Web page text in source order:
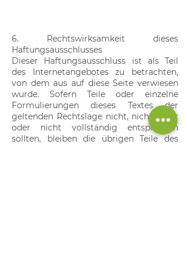
6. Rechtswirksamkeit dieses
Haftungsausschlusses
Dieser Haftungsausschluss ist als Teil
des Internetangebotes zu betrachten,
von dem aus auf diese Seite verwiesen
wurde. Sofern Teile oder einzelne
Formulierungen dieses Textes der
geltenden Rechtslage nicht, nicht mehr
oder nicht vollständig entsprechen
sollten, bleiben die übrigen Teile des